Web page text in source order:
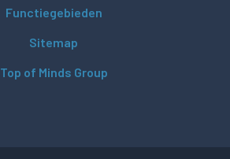
Functiegebieden
Sitemap
Top of Minds Group